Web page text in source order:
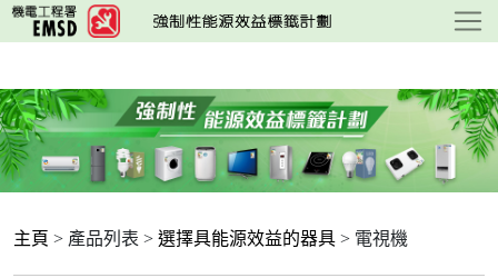
跳
至
要
內
容
主頁 > 產品列表 > 選擇具能源效益的器具 > 電視機